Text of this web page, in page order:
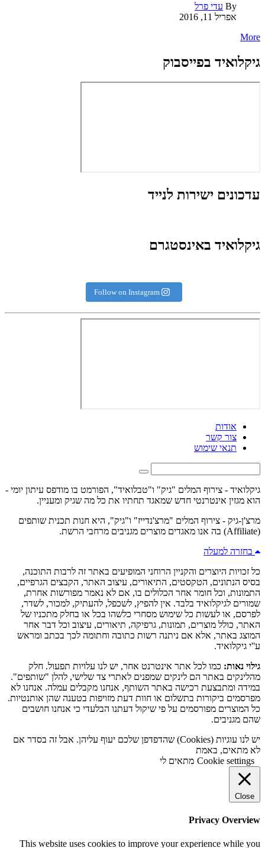
By עדי פרל
אפריל 11, 2016
More
גיקלואיד בפייסבוק
עדכונים ישירות לנייד
גיקלואיד באינסטגרם
Follow on Instagram
אודות
צור קשר
תנאי שימוש
גיקלואיד - צירוף המלים "גיק" ו"טבלואיד", הפורמט בו מודפס עיתון יומי -
הוא מגזין אינטרנטי חדש שמאגד תחתיו את כל מה שגיק ומעניין.
מרצ'ן-גיק - צירוף המלים "מרצ'נדייז" ו"גיק", היא חנות תכנית שותפים
(Affiliate) בה אנו מאגדים מוצרים מגניבים מרחבי הרשת.
בחזרה למעלה
כל זכויות היוצרים והקניין הרוחני המופיעים באתר זה לרבות התוכנה,
בסיס הנתונים, הטקסטים, התיאורים, עיצוב האתר, הקבצים הגרפיים,
התמונות, וכל חומר אחר הכלולים בו, אם לא נאמר מפורשות אחרת,
שמורים לגיקלואיד בלבד. אין להפיץ, לשכפל, להעתיק, למכור, לשדר,
לפרסם, או לעשות כל שימוש מסחרי כלשהו בכל או בחלק מתכניו של
האתר, כולל מוצרים, תמונות, גרפיקה, תיאורים, עיצוב וכל דבר אחר
המוצג באתר, אלא אם ניתנה רשות כתובה וחתומה לכך בכתב ומראש
ע''י גיקלואיד.
גילוי נאות: כמו לכל אתר אינטרנט אחר, יש לנו עלויות תפעול. חלק
מהלינקים באתר הם לינקים שמפנים לאתרי צד שלישי, להלן "שותפים".
במידה ומתבצעת רכישה באתר השותף, אנחנו מקבלים עמלה. אנחנו לא
מפרסמים ביקורות בתשלום או חוות דעת מזויפות בטענה שהן אותנטיות.
כל המוצרים מפורסמים על פי שיקול דעתנו הבלעדי כי אנחנו חושבים
שהם מגניבים.
יש לנו עוגיות (Cookies) שהדפדפן שלכם יעוף עליהן. אבל זה בסדר אם
לא מתאים, באמת
Cookie settings מתאים לי
Close
Privacy Overview
This website uses cookies to improve your experience while you